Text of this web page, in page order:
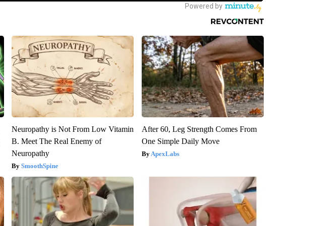
Neuropathy is Not From Low Vitamin
B. Meet The Real Enemy of
Neuropathy
SmoothSpine
After 60, Leg Strength Comes From
One Simple Daily Move
ApexLabs